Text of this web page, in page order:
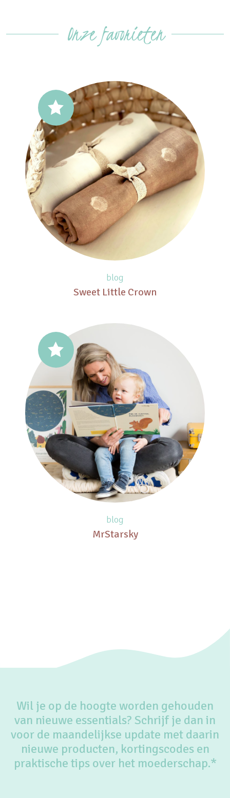
Onze favorieten
blog
Sweet Little Crown
blog
MrStarsky
Wil je op de hoogte worden gehouden
van nieuwe essentials? Schrijf je dan in
voor de maandelijkse update met daarin
nieuwe producten, kortingscodes en
praktische tips over het moederschap.*